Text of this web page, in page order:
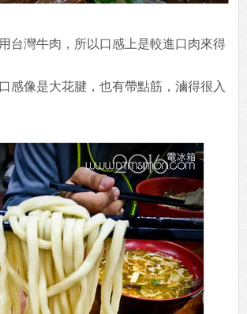
台灣牛肉，所以口感上是較進口肉來得
感像是大花腱，也有帶點筋，滷得很入